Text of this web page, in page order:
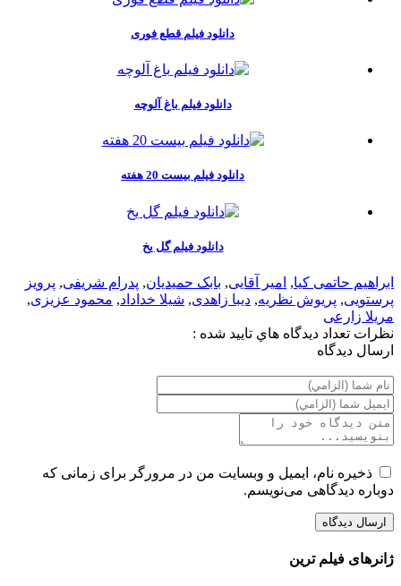
دانلود فیلم قطع فوری
دانلود فیلم باغ آلوچه
دانلود فیلم بیست 20 هفته
دانلود فیلم گل یخ
ابراهیم حاتمی کیا, امیر آقایی, بابک حمیدیان, پدرام شریفی, پرویز
پرستویی, پریوش نظریه, دیبا زاهدی, شیلا خداداد, محمود عزیزی,
مریلا زارعی
نظرات تعداد ديدگاه هاي تاييد شده :
ارسال ديدگاه
ذخیره نام، ایمیل و وبسایت من در مرورگر برای زمانی که
دوباره دیدگاهی می‌نویسم.
ژانرهای فیلم ترین